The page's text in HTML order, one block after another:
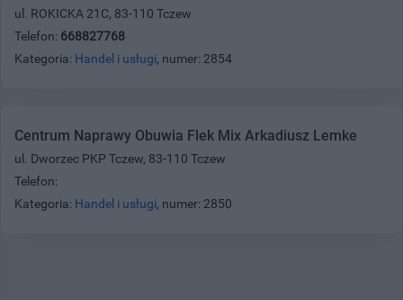
ul. ROKICKA 21C, 83-110 Tczew
Telefon: 668827768
Kategoria: Handel i usługi, numer: 2854
Centrum Naprawy Obuwia Flek Mix Arkadiusz Lemke
ul. Dworzec PKP Tczew, 83-110 Tczew
Telefon:
Kategoria: Handel i usługi, numer: 2850